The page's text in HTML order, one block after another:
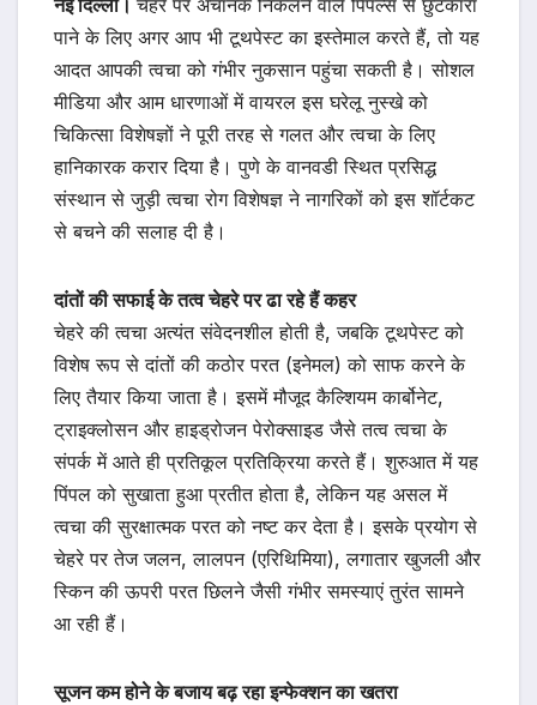
पाने के लिए अगर आप भी टूथपेस्ट का इस्तेमाल करते हैं, तो यह
आदत आपकी त्वचा को गंभीर नुकसान पहुंचा सकती है। सोशल
मीडिया और आम धारणाओं में वायरल इस घरेलू नुस्खे को
चिकित्सा विशेषज्ञों ने पूरी तरह से गलत और त्वचा के लिए
हानिकारक करार दिया है। पुणे के वानवडी स्थित प्रसिद्ध
संस्थान से जुड़ी त्वचा रोग विशेषज्ञ ने नागरिकों को इस शॉर्टकट
से बचने की सलाह दी है।
दांतों की सफाई के तत्व चेहरे पर ढा रहे हैं कहर
चेहरे की त्वचा अत्यंत संवेदनशील होती है, जबकि टूथपेस्ट को
विशेष रूप से दांतों की कठोर परत (इनेमल) को साफ करने के
लिए तैयार किया जाता है। इसमें मौजूद कैल्शियम कार्बोनेट,
ट्राइक्लोसन और हाइड्रोजन पेरोक्साइड जैसे तत्व त्वचा के
संपर्क में आते ही प्रतिकूल प्रतिक्रिया करते हैं। शुरुआत में यह
पिंपल को सुखाता हुआ प्रतीत होता है, लेकिन यह असल में
त्वचा की सुरक्षात्मक परत को नष्ट कर देता है। इसके प्रयोग से
चेहरे पर तेज जलन, लालपन (एरिथिमिया), लगातार खुजली और
स्किन की ऊपरी परत छिलने जैसी गंभीर समस्याएं तुरंत सामने
आ रही हैं।
सूजन कम होने के बजाय बढ़ रहा इन्फेक्शन का खतरा